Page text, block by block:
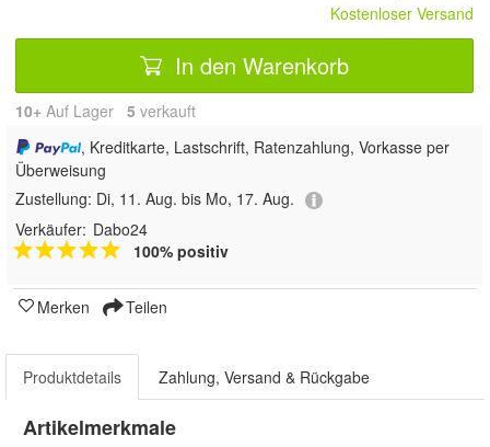
Kostenloser Versand
In den Warenkorb
10+ Auf Lager 5 verkauft
, Kreditkarte, Lastschrift, Ratenzahlung, Vorkasse per
Überweisung
Zustellung: Di, 11. Aug. bis Mo, 17. Aug.
Verkäufer: Dabo24
100% positiv
Merken Teilen
Produktdetails Zahlung, Versand & Rückgabe
Artikelmerkmale